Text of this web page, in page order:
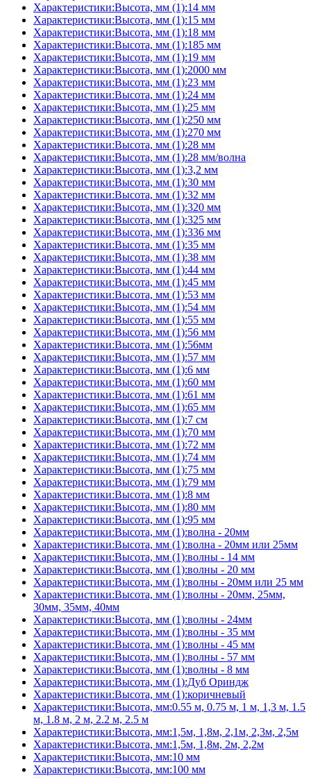
Характеристики:Высота, мм (1):14 мм
Характеристики:Высота, мм (1):15 мм
Характеристики:Высота, мм (1):18 мм
Характеристики:Высота, мм (1):185 мм
Характеристики:Высота, мм (1):19 мм
Характеристики:Высота, мм (1):2000 мм
Характеристики:Высота, мм (1):23 мм
Характеристики:Высота, мм (1):24 мм
Характеристики:Высота, мм (1):25 мм
Характеристики:Высота, мм (1):250 мм
Характеристики:Высота, мм (1):270 мм
Характеристики:Высота, мм (1):28 мм
Характеристики:Высота, мм (1):28 мм/волна
Характеристики:Высота, мм (1):3,2 мм
Характеристики:Высота, мм (1):30 мм
Характеристики:Высота, мм (1):32 мм
Характеристики:Высота, мм (1):320 мм
Характеристики:Высота, мм (1):325 мм
Характеристики:Высота, мм (1):336 мм
Характеристики:Высота, мм (1):35 мм
Характеристики:Высота, мм (1):38 мм
Характеристики:Высота, мм (1):44 мм
Характеристики:Высота, мм (1):45 мм
Характеристики:Высота, мм (1):53 мм
Характеристики:Высота, мм (1):54 мм
Характеристики:Высота, мм (1):55 мм
Характеристики:Высота, мм (1):56 мм
Характеристики:Высота, мм (1):56мм
Характеристики:Высота, мм (1):57 мм
Характеристики:Высота, мм (1):6 мм
Характеристики:Высота, мм (1):60 мм
Характеристики:Высота, мм (1):61 мм
Характеристики:Высота, мм (1):65 мм
Характеристики:Высота, мм (1):7 см
Характеристики:Высота, мм (1):70 мм
Характеристики:Высота, мм (1):72 мм
Характеристики:Высота, мм (1):74 мм
Характеристики:Высота, мм (1):75 мм
Характеристики:Высота, мм (1):79 мм
Характеристики:Высота, мм (1):8 мм
Характеристики:Высота, мм (1):80 мм
Характеристики:Высота, мм (1):95 мм
Характеристики:Высота, мм (1):волна - 20мм
Характеристики:Высота, мм (1):волна - 20мм или 25мм
Характеристики:Высота, мм (1):волны - 14 мм
Характеристики:Высота, мм (1):волны - 20 мм
Характеристики:Высота, мм (1):волны - 20мм или 25 мм
Характеристики:Высота, мм (1):волны - 20мм, 25мм,
30мм, 35мм, 40мм
Характеристики:Высота, мм (1):волны - 24мм
Характеристики:Высота, мм (1):волны - 35 мм
Характеристики:Высота, мм (1):волны - 45 мм
Характеристики:Высота, мм (1):волны - 57 мм
Характеристики:Высота, мм (1):волны - 8 мм
Характеристики:Высота, мм (1):Дуб Ориндж
Характеристики:Высота, мм (1):коричневый
Характеристики:Высота, мм:0.55 м, 0.75 м, 1 м, 1,3 м, 1.5
м, 1.8 м, 2 м, 2.2 м, 2.5 м
Характеристики:Высота, мм:1,5м, 1,8м, 2,1м, 2,3м, 2,5м
Характеристики:Высота, мм:1,5м, 1,8м, 2м, 2,2м
Характеристики:Высота, мм:10 мм
Характеристики:Высота, мм:100 мм